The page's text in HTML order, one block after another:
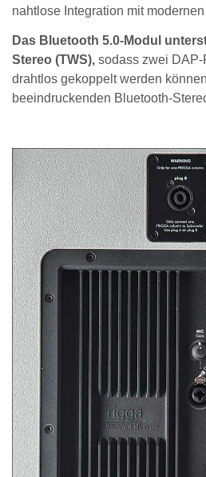
nahtlose Integration mit
Das Bluetooth 5.0-Modul
Stereo (TWS), sodass zwei
drahtlos gekoppelt werden
beeindruckenden Bluetooth-